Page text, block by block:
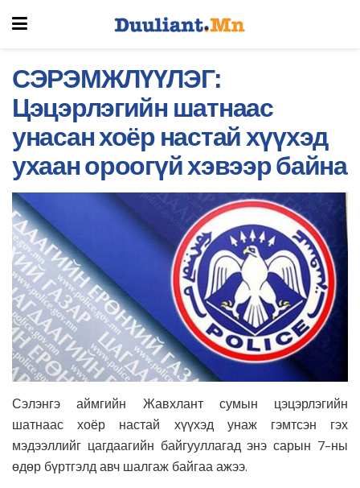
СЭРЭМЖЛҮҮЛЭГ:
Цэцэрлэгийн шатнаас
унасан хоёр настай хүүхэд
ухаан ороогүй хэвээр байна
Сэлэнгэ аймгийн Жавхлант сумын цэцэрлэгийн
шатнаас хоёр настай хүүхэд унаж гэмтсэн гэх
мэдээллийг цагдаагийн байгууллагад энэ сарын 7-ны
өдөр бүртгэлд авч шалгаж байгаа ажээ.